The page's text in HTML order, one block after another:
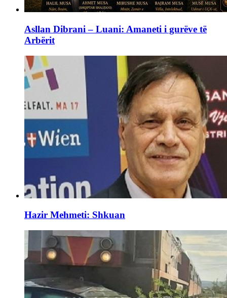
Asllan Dibrani – Luani: Amaneti i gurëve të
Arbërit
Hazir Mehmeti: Shkuan